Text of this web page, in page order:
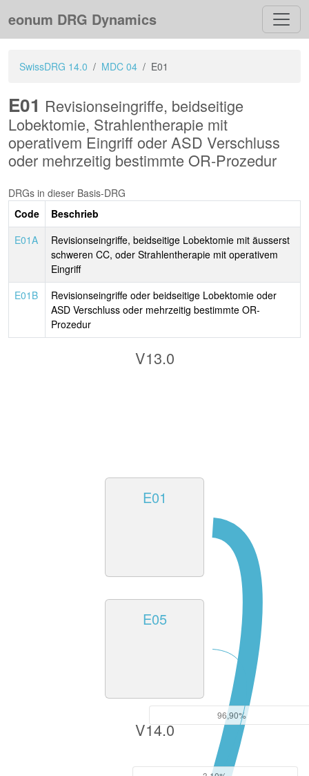
eonum DRG Dynamics
SwissDRG 14.0 MDC 04 E01
E01 Revisionseingriffe, beidseitige
Lobektomie, Strahlentherapie mit
operativem Eingriff oder ASD Verschluss
oder mehrzeitig bestimmte OR-Prozedur
DRGs in dieser Basis-DRG
Code
Beschrieb
E01A
Revisionseingriffe, beidseitige Lobektomie mit äusserst
schweren CC, oder Strahlentherapie mit operativem
Eingriff
E01B
Revisionseingriffe oder beidseitige Lobektomie oder
ASD Verschluss oder mehrzeitig bestimmte OR-
Prozedur
V13.0
E01
E05
V14.0
96,90%